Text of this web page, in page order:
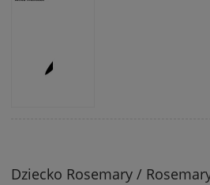
Dziecko Rosemary /